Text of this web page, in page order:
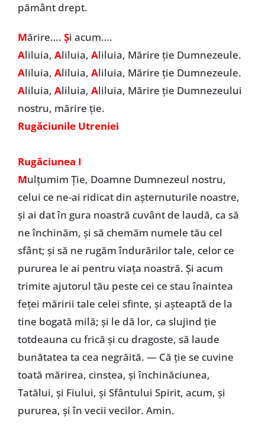
pământ drept.
Mărire…. Și acum….
Aliluia, Aliluia, Aliluia, Mărire ție Dumnezeule.
Aliluia, Aliluia, Aliluia, Mărire ție Dumnezeule.
Aliluia, Aliluia, Aliluia, Mărire ție Dumnezeului
nostru, mărire ție.
Rugăciunile Utreniei
Rugăciunea I
Mulţumim Ție, Doamne Dumnezeul nostru,
celui ce ne-ai ridicat din aşternuturile noastre,
şi ai dat în gura noastră cuvânt de laudă, ca să
ne închinăm, şi să chemăm numele tău cel
sfânt; şi să ne rugăm îndurărilor tale, celor ce
pururea le ai pentru viaţa noastră. Şi acum
trimite ajutorul tău peste cei ce stau înaintea
feţei măririi tale celei sfinte, şi aşteaptă de la
tine bogată milă; şi le dă lor, ca slujind ţie
totdeauna cu frică şi cu dragoste, să laude
bunătatea ta cea negrăită. — Că ţie se cuvine
toată mărirea, cinstea, şi închinăciunea,
Tatălui, şi Fiului, şi Sfântului Spirit, acum, şi
pururea, şi în vecii vecilor. Amin.